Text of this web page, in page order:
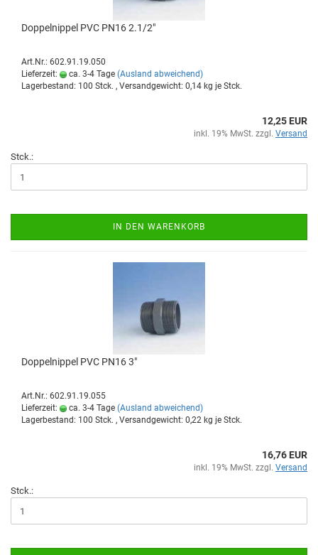
Dop­pel­nip­pel PVC PN16 2.1/2"
Art.Nr.: 602.91.19.050
Lieferzeit:
ca. 3-4 Tage (Ausland abweichend)
Lagerbestand: 100 Stck. , Versandgewicht: 0,14 kg je Stck.
12,25 EUR
inkl. 19% MwSt. zzgl. Versand
Stck.:
IN DEN WARENKORB
Dop­pel­nip­pel PVC PN16 3"
Art.Nr.: 602.91.19.055
Lieferzeit:
ca. 3-4 Tage (Ausland abweichend)
Lagerbestand: 100 Stck. , Versandgewicht: 0,22 kg je Stck.
16,76 EUR
inkl. 19% MwSt. zzgl. Versand
Stck.: